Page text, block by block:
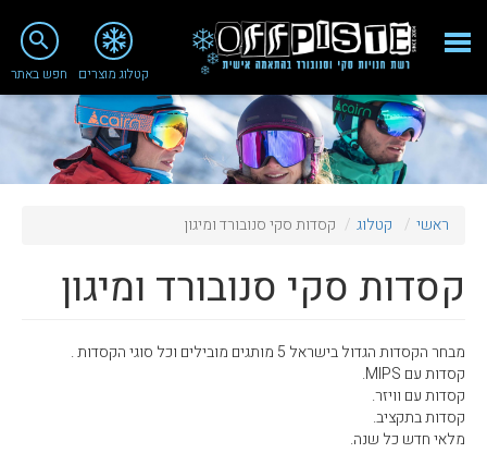
close
Fashion 2018
מי אנחנו
סניף רעננה
טיפולים ושירות
מועדון לקוחות
קטלוג מוצרים
search
חפש באתר
ראשי קטלוג קסדות סקי סנובורד ומיגון
קסדות סקי סנובורד ומיגון
מבחר הקסדות הגדול בישראל 5 מותגים מובילים וכל סוגי הקסדות .
קסדות עם MIPS.
קסדות עם וויזר.
קסדות בתקציב.
מלאי חדש כל שנה.